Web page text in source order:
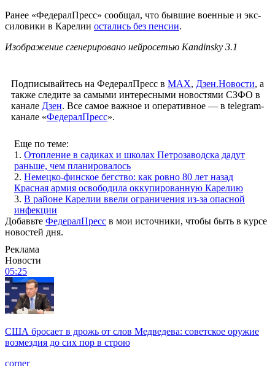
Ранее «ФедералПресс» сообщал, что бывшие военные и экс-
силовики в Карелии остались без пенсии.
Изображение сгенерировано нейросетью Kandinsky 3.1
Подписывайтесь на ФедералПресс в МАХ, Дзен.Новости, а
также следите за самыми интересными новостями СЗФО в
канале Дзен. Все самое важное и оперативное — в telegram-
канале «ФедералПресс».
Еще по теме:
1. Отопление в садиках и школах Петрозаводска дадут
раньше, чем планировалось
2. Немецко-финское бегство: как ровно 80 лет назад
Красная армия освободила оккупированную Карелию
3. В районе Карелии ввели ограничения из-за опасной
инфекции
Добавьте ФедералПресс в мои источники, чтобы быть в курсе
новостей дня.
Реклама
Новости
05:25
США бросает в дрожь от слов Медведева: советское оружие
возмездия до сих пор в строю
corner